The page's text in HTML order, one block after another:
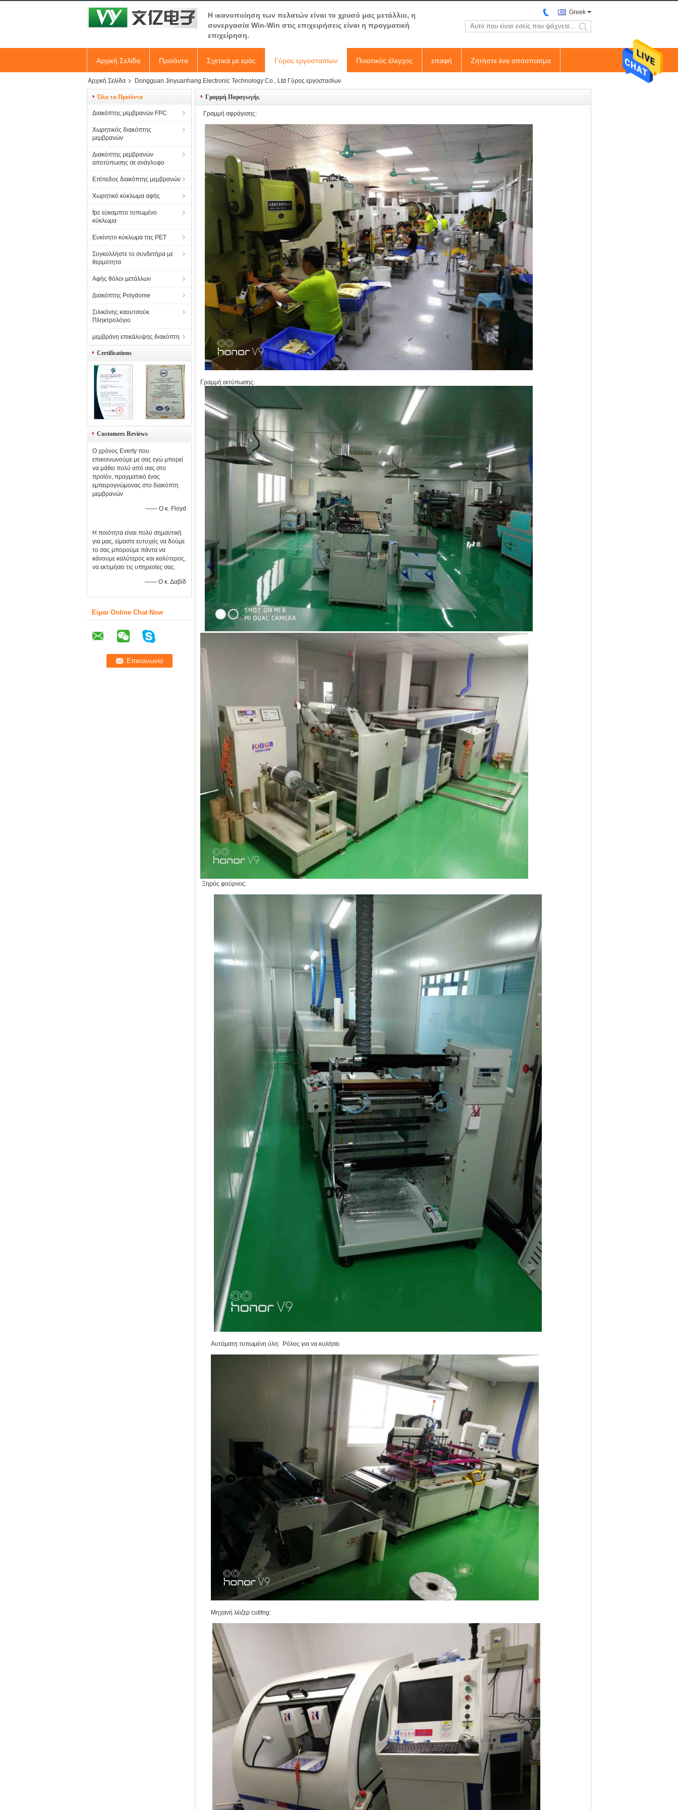
Η ικανοποίηση των πελατών είναι το χρυσό μας μετάλλιο, η
συνεργασία Win-Win στις επιχειρήσεις είναι η πραγματική
επιχείρηση.
Greek
search
Αρχική Σελίδα Προϊόντα Σχετικά με εμάς Γύρος εργοστασίων Ποιοτικός έλεγχος επαφή Ζητήστε ένα απόσπασμα
Αρχική Σελίδα Dongguan Jinyuanhang Electronic Technology Co., Ltd Γύρος εργοστασίων
Όλα τα Προϊόντα
Διακόπτης μεμβρανών FPC
Χωρητικός διακόπτης
μεμβρανών
Διακόπτης μεμβρανών
αποτύπωσης σε ανάγλυφο
Επίπεδος διακόπτης μεμβρανών
Χωρητικό κύκλωμα αφής
fpc εύκαμπτο τυπωμένο
κύκλωμα
Ευκίνητο κύκλωμα της PET
Συγκολλήστε το συνδετήρα με
θερμότητα
Αφής θόλοι μετάλλων
Διακόπτης Polydome
Σιλικόνης καουτσούκ
Πληκτρολόγιο
μεμβράνη επικάλυψης διακόπτη
Certifications
Customers Reviews
Ο χρόνος Everty που
επικοινωνούμε με σας εγώ μπορεί
να μάθει πολύ από σας στο
προϊόν, πραγματικό ένας
εμπειρογνώμονας στο διακόπτη
μεμβρανών
—— Ο κ. Floyd
Η ποιότητα είναι πολύ σημαντική
για μας, είμαστε ευτυχείς να δούμε
το σας μπορούμε πάντα να
κάνουμε καλύτερος και καλύτερος,
να εκτιμήσει τις υπηρεσίες σας.
—— Ο κ. Δαβίδ
Είμαι Online Chat Now
Γραμμή Παραγωγής
Γραμμή σφράγισης:
Γραμμή εκτύπωσης:
Ξηρός φούρνος:
Αυτόματη τυπωμένη ύλη: Ρόλος για να κυλήσει
Μηχανή λέιζερ cutitng: